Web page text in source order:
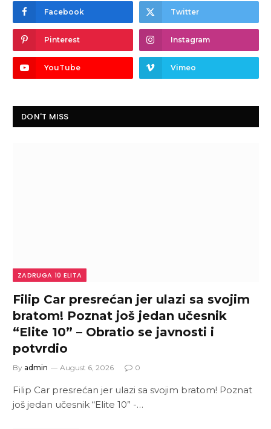
Facebook Twitter
Pinterest Instagram
YouTube Vimeo
DON'T MISS
ZADRUGA 10 ELITA
Filip Car presrećan jer ulazi sa svojim
bratom! Poznat još jedan učesnik
“Elite 10” – Obratio se javnosti i
potvrdio
By admin August 6, 2026 0
Filip Car presrećan jer ulazi sa svojim bratom! Poznat
još jedan učesnik “Elite 10” -…